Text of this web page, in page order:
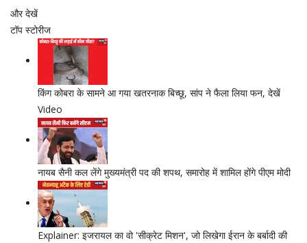
और देखें
टॉप स्टोरीज
किंग कोबरा के सामने आ गया खतरनाक बिच्छू, सांप ने फैला लिया फन, देखें
Video
नायब सैनी कल लेंगे मुख्‍यमंत्री पद की शपथ, समारोह में शामिल होंगे पीएम मोदी
Explainer: इजरायल का वो 'सीक्रेट मिशन', जो ल‍िखेगा ईरान के बर्बादी की